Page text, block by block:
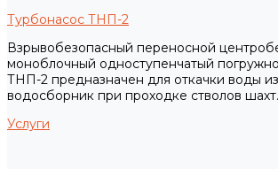
Турбонасос ТНП-2
Взрывобезопасный переносной
моноблочный одноступенчатый
ТНП-2 предназначен для откачки воды
водосборник при проходке стволов шахт.
Услуги